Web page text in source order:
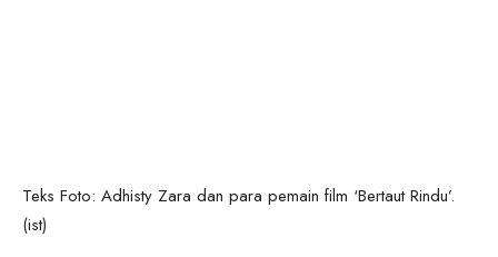
Teks Foto: Adhisty Zara dan para pemain film ‘Bertaut Rindu’.
(ist)